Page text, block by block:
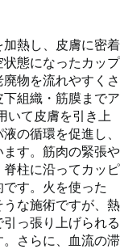
"Service",
"ガラス製の
熱し、皮膚に密着
態になったカップ
物を流れやすくさ
組織・筋膜までア
いて皮膚を引き上
の循環を促進し、
す。筋肉の緊張や
柱に沿ってカッピ
す。火を使った
な施術ですが、熱
っ張り上げられる
さらに、血流の滞